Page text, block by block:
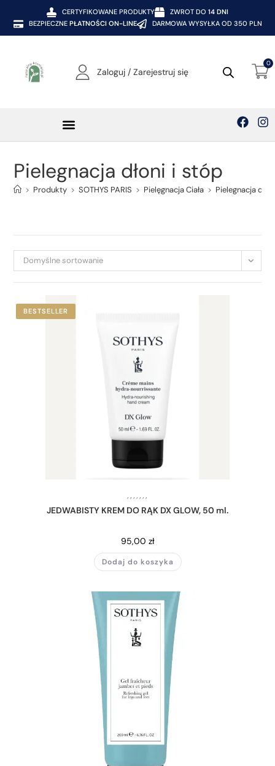
CERTYFIKOWANE PRODUKTY ZWROT DO 14 DNI
BEZPIECZNE PŁATNOŚCI ON-LINE DARMOWA WYSYŁKA OD 350 PLN
Zaloguj / Zarejestruj się
0
Pielegnacja dłoni i stóp
> Produkty > SOTHYS PARIS > Pielęgnacja Ciała > Pielegnacja
Domyślne sortowanie
BESTSELLER
,,,,,,,
JEDWABISTY KREM DO RĄK DX GLOW, 50 ml.
95,00 zł
Dodaj do koszyka